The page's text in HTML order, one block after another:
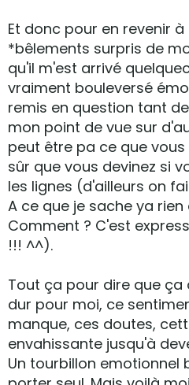
Et donc pour en revenir
*bêlements surpris de
qu'il m'est arrivé
vraiment bouleversé
remis en question tant
mon point de vue sur
peut être pa ce que
sûr que vous devinez si
les lignes (d'ailleurs on
A ce que je sache ya rien
Comment ? C'est
!!! ^^).
Tout ça pour dire que
dur pour moi, ce
manque, ces doutes,
envahissante jusqu'à
Un tourbillon